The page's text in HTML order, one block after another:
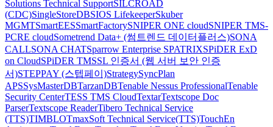
Solutions Technical SupportSILCROAD
(CDC)SingleStoreDBSIOS LifekeeperSkuber
MGMTSmartEESSmartFactorySNIPER ONE cloudSNIPER TMS-
PCRE cloudSometrend Data+ (썸트렌드 데이터플러스)SONA
CALLSONA CHATSparrow Enterprise SPATRIXSPiDER ExD
on CloudSPiDER TMSSL 인증서 (웹 서버 보안 인증
서)STEPPAY (스텝페이)StrategySyncPlan
APSSysMasterDBTarzanDBTenable Nessus ProfessionalTenable
Security CenterTESS TMS CloudTextarTextscope Doc
ParserTextscope ReaderTibero Technical Service
(TTS)TIMBLOTmaxSoft Technical Service(TTS)TouchEn